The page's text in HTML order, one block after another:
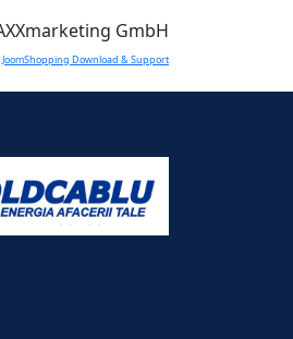
GmbH
JoomShopping Download & Support